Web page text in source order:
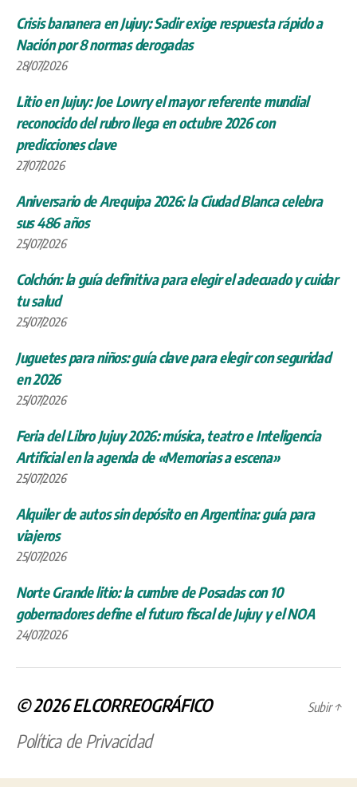
Crisis bananera en Jujuy: Sadir exige respuesta rápido a
Nación por 8 normas derogadas
28/07/2026
Litio en Jujuy: Joe Lowry el mayor referente mundial
reconocido del rubro llega en octubre 2026 con
predicciones clave
27/07/2026
Aniversario de Arequipa 2026: la Ciudad Blanca celebra
sus 486 años
25/07/2026
Colchón: la guía definitiva para elegir el adecuado y cuidar
tu salud
25/07/2026
Juguetes para niños: guía clave para elegir con seguridad
en 2026
25/07/2026
Feria del Libro Jujuy 2026: música, teatro e Inteligencia
Artificial en la agenda de «Memorias a escena»
25/07/2026
Alquiler de autos sin depósito en Argentina: guía para
viajeros
25/07/2026
Norte Grande litio: la cumbre de Posadas con 10
gobernadores define el futuro fiscal de Jujuy y el NOA
24/07/2026
© 2026ELCORREOGRÁFICO
Política de Privacidad
Subir↑